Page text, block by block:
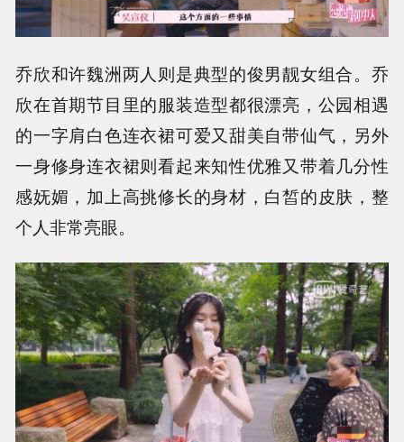
乔欣和许魏洲两人则是典型的俊男靓女组合。乔
欣在首期节目里的服装造型都很漂亮，公园相遇
的一字肩白色连衣裙可爱又甜美自带仙气，另外
一身修身连衣裙则看起来知性优雅又带着几分性
感妩媚，加上高挑修长的身材，白皙的皮肤，整
个人非常亮眼。